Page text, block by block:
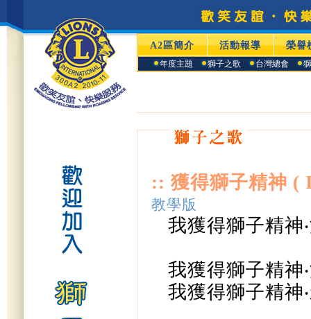
A2區簡介 活動報導 榮譽
年度主題 獅子之歌 台灣總會
:: 獲得獅子精神
教學版
我獲得獅子精神‧
我獲得獅子精神‧
我獲得獅子精神‧